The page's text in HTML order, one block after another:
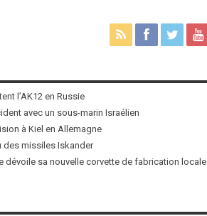
l’AK12 en Russie
avec un sous-marin Israélien
à Kiel en Allemagne
des missiles Iskander
dévoile sa nouvelle corvette de fabrication locale